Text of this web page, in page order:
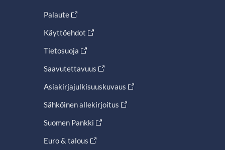
Palaute
Käyttöehdot
Tietosuoja
Saavutettavuus
Asiakirjajulkisuuskuvaus
Sähköinen allekirjoitus
Suomen Pankki
Euro & talous